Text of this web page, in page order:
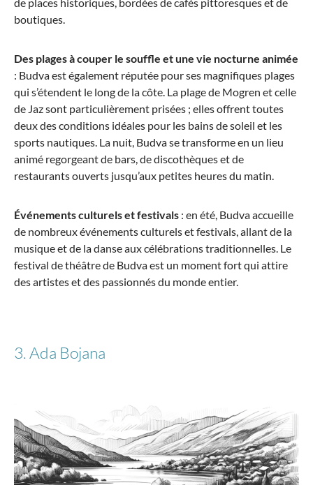
boutiques.
Des plages à couper le souffle et une vie nocturne animée
: Budva est également réputée pour ses magnifiques plages
qui s’étendent le long de la côte. La plage de Mogren et celle
de Jaz sont particulièrement prisées ; elles offrent toutes
deux des conditions idéales pour les bains de soleil et les
sports nautiques. La nuit, Budva se transforme en un lieu
animé regorgeant de bars, de discothèques et de
restaurants ouverts jusqu’aux petites heures du matin.
Événements culturels et festivals : en été, Budva accueille
de nombreux événements culturels et festivals, allant de la
musique et de la danse aux célébrations traditionnelles. Le
festival de théâtre de Budva est un moment fort qui attire
des artistes et des passionnés du monde entier.
3. Ada Bojana